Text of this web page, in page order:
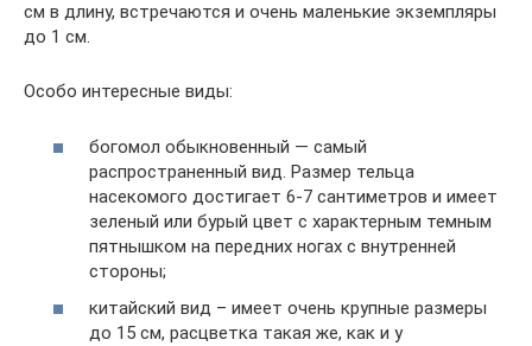
см в длину, встречаются и очень маленькие экземпляры
до 1 см.
Особо интересные виды:
богомол обыкновенный — самый
распространенный вид. Размер тельца
насекомого достигает 6-7 сантиметров и имеет
зеленый или бурый цвет с характерным темным
пятнышком на передних ногах с внутренней
стороны;
китайский вид – имеет очень крупные размеры
до 15 см, расцветка такая же, как и у